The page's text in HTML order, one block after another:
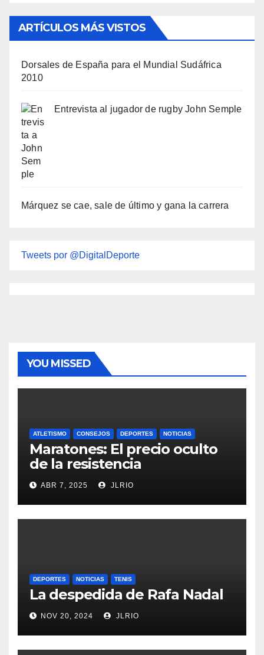
ARTÍCULOS MÁS VISTOS
Dorsales de España para el Mundial Sudáfrica
2010
Entrevista al jugador de rugby John Semple
Márquez se cae, sale de último y gana la carrera
Tweets por @DigitalDeporte
YOU MISSED
ATLETISMO CONSEJOS DEPORTES NOTICIAS
Maratones: El precio oculto
de la resistencia
ABR 7, 2025 JLRIO
DEPORTES NOTICIAS TENIS
La despedida de Rafa Nadal
NOV 20, 2024 JLRIO